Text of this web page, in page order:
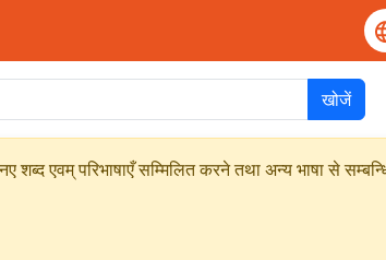
खोजें
एवम् परिभाषाएँ सम्मिलित करने तथा अन्य भाषा से